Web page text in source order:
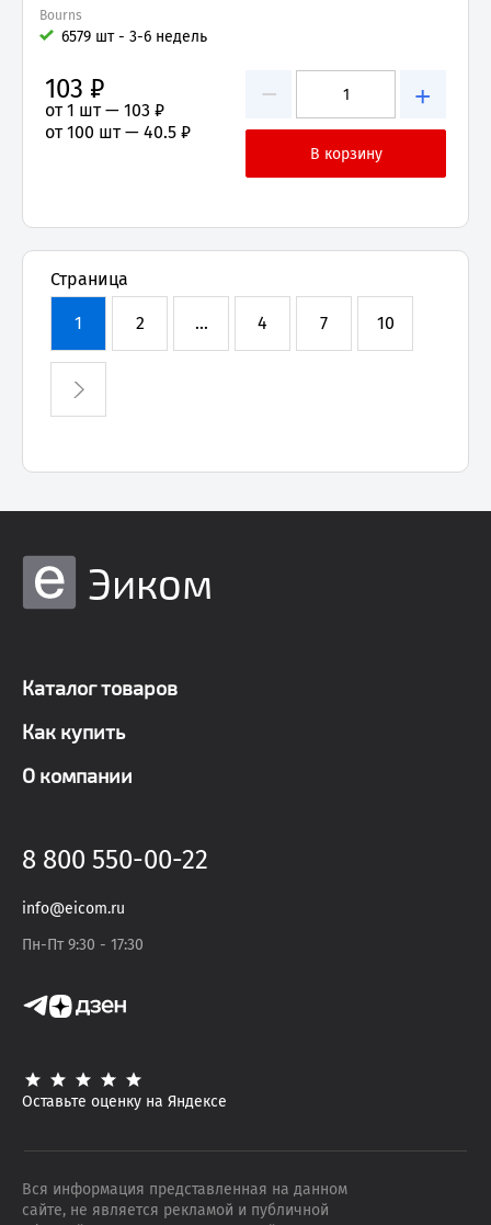
Bourns
6579 шт - 3-6 недель
− +
103 ₽
от 1 шт — 103 ₽
от 100 шт — 40.5 ₽
Страница
1 2 ... 4 7 10
Эиком
Каталог товаров
Как купить
О компании
8 800 550-00-22
info@eicom.ru
Пн-Пт 9:30 - 17:30
Оставьте оценку на Яндексе
Вся информация представленная на данном
сайте, не является рекламой и публичной